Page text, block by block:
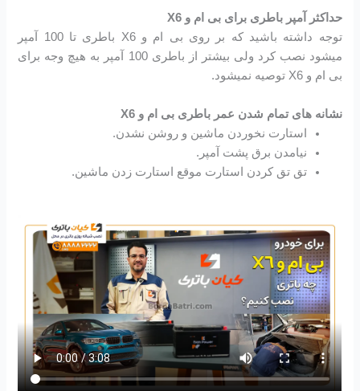
حداکثر آمپر باطری برای بی ام و X6
توجه داشته باشید که بر روی بی ام و X6 باطری تا 100 آمپر
میشود نصب کرد ولی بیشتر از باطری 100 آمپر به هیچ وجه برای
بی ام و X6 توصیه نمیشود.
نشانه های تمام شدن عمر باطری بی ام و X6
استارت نخوردن ماشین و روشن نشدن.
نیامدن برق پشت آمپر.
تق تق کردن استارت موقع استارت زدن ماشین.